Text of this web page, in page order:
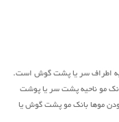
اطراف سر یا پشت گوش است.
مو ناحیه پشت سر یا پوشت
موها بانک مو پشت گوش یا